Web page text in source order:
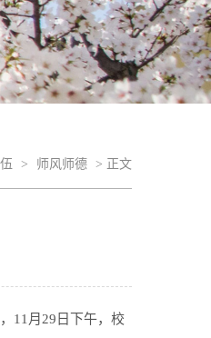
> 师风师德 > 正文
11月29日下午，校